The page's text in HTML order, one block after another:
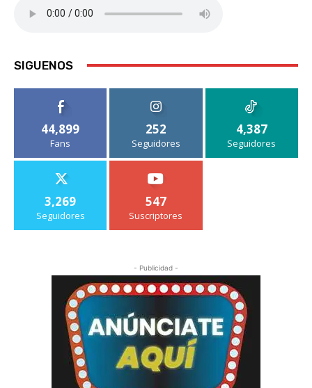
SIGUENOS
44,899
Fans
252
Seguidores
4,387
Seguidores
3,269
Seguidores
547
Suscriptores
- Publicidad -